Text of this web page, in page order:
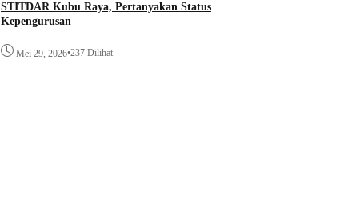
STITDAR Kubu Raya, Pertanyakan Status
Kepengurusan
Mei 29, 2026•237 Dilihat